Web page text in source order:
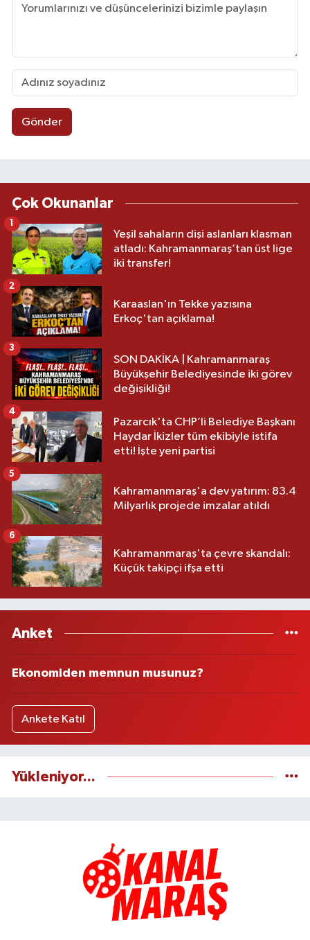
Gönder
Çok Okunanlar
Yeşil sahaların dişi aslanları klasman
atladı: Kahramanmaraş’tan üst lige
iki transfer!
Karaaslan'ın Tekke yazısına
Erkoç'tan açıklama!
2
SON DAKİKA | Kahramanmaraş
Büyükşehir Belediyesinde iki görev
değişikliği!
3
Pazarcık'ta CHP’li Belediye Başkanı
Haydar İkizler tüm ekibiyle istifa
etti! İşte yeni partisi
4
Kahramanmaraş'a dev yatırım: 83.4
Milyarlık projede imzalar atıldı
5
Kahramanmaraş'ta çevre skandalı:
Küçük takipçi ifşa etti
6
Anket
Ekonomiden memnun musunuz?
Ankete Katıl
Yükleniyor...